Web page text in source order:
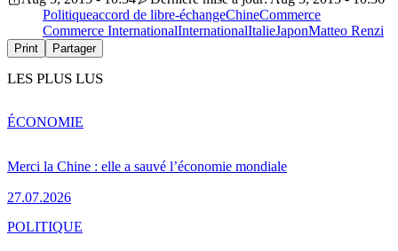
Politiqueaccord de libre-échangeChineCommerce
Commerce InternationalInternationalItalieJaponMatteo Renzi
Print Partager
LES PLUS LUS
Merci la Chine : elle a sauvé l’économie mondiale
27.07.2026
ÉCONOMIE
POLITIQUE